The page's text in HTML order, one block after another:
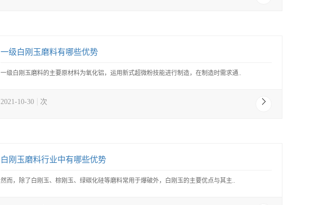
一级白刚玉磨料有哪些优势
一级白刚玉磨料的主要原材料为氧化铝，运用新式超微粉技能进行制造，在制造时需求通..
2021-10-30 次
白刚玉磨料行业中有哪些优势
然而，除了白刚玉、棕刚玉、绿碳化硅等磨料常用于爆破外，白刚玉的主要优点与其主..